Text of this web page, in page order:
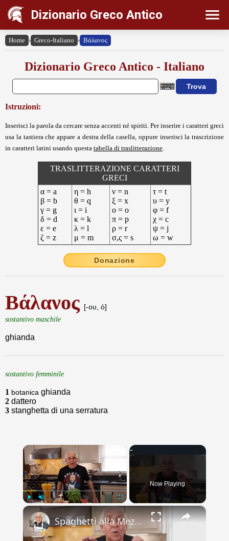
Dizionario Greco Antico
Home › Greco-Italiano › Βάλανος
Dizionario Greco Antico - Italiano
Istruzioni:
Inserisci la parola da cercare senza accenti né spiriti. Per inserire i caratteri greci
usa la tastiera che appare a destra della casella, oppure inserisci la trascrizione
in caratteri latini usando questa tabella di traslitterazione
TRASLITTERAZIONE CARATTERI
GRECI
α = a
β = b
γ = g
δ = d
ε = e
ζ = z
η = h
θ = q
ι = i
κ = k
λ = l
μ = m
ν = n
ξ = x
ο = o
π = p
ρ = r
σ,ς = s
τ = t
υ = y
φ = f
χ = c
ψ = j
ω = w
Donazione
Βάλανος [-ου, ὁ]
sostantivo maschile
ghianda
sostantivo femminile
1 botanica ghianda
2 dattero
3 stanghetta di una serratura
Unmute
Now Playing
×
Spaghetti alla Mezzanotte Recipe